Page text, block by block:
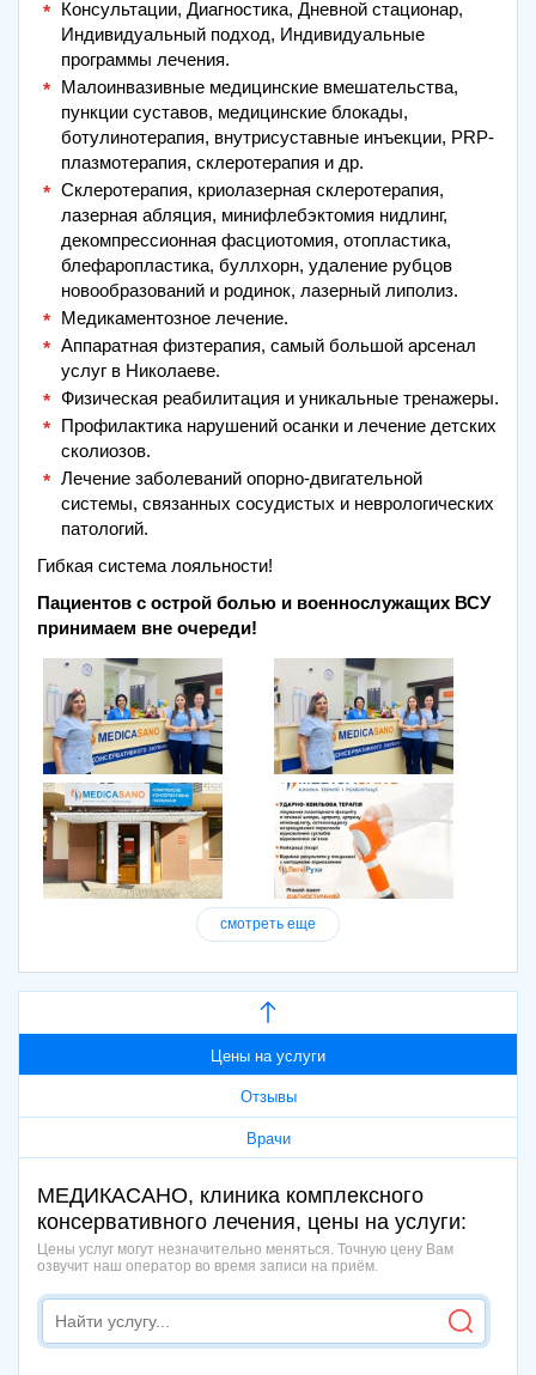
Консультации, Диагностика, Дневной стационар,
Индивидуальный подход, Индивидуальные
программы лечения.
Малоинвазивные медицинские вмешательства,
пункции суставов, медицинские блокады,
ботулинотерапия, внутрисуставные инъекции, PRP-
плазмотерапия, склеротерапия и др.
Склеротерапия, криолазерная склеротерапия,
лазерная абляция, минифлебэктомия нидлинг,
декомпрессионная фасциотомия, отопластика,
блефаропластика, буллхорн, удаление рубцов
новообразований и родинок, лазерный липолиз.
Медикаментозное лечение.
Аппаратная физтерапия, самый большой арсенал
услуг в Николаеве.
Физическая реабилитация и уникальные тренажеры.
Профилактика нарушений осанки и лечение детских
сколиозов.
Лечение заболеваний опорно-двигательной
системы, связанных сосудистых и неврологических
патологий.
Гибкая система лояльности!
Пациентов с острой болью и военнослужащих ВСУ
принимаем вне очереди!
смотреть еще
Цены на услуги
Отзывы
Врачи
МЕДИКАСАНО, клиника комплексного
консервативного лечения, цены на услуги:
Цены услуг могут незначительно меняться. Точную цену Вам
озвучит наш оператор во время записи на приём.